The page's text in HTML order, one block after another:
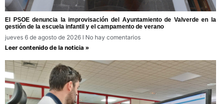
El PSOE denuncia la improvisación del Ayuntamiento de Valverde en la
gestión de la escuela infantil y el campamento de verano
jueves 6 de agosto de 2026
No hay comentarios
Leer contenido de la noticia »